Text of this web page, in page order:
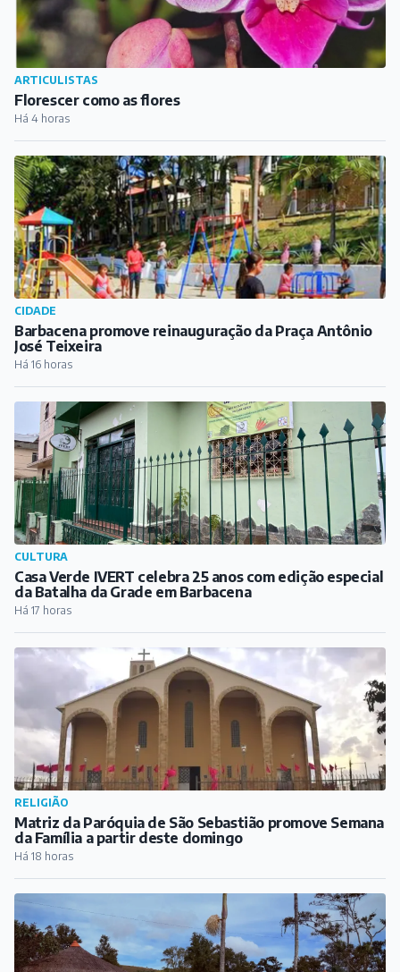
ARTICULISTAS
Florescer como as flores
Há 4 horas
CIDADE
Barbacena promove reinauguração da Praça Antônio
José Teixeira
Há 16 horas
CULTURA
Casa Verde IVERT celebra 25 anos com edição especial
da Batalha da Grade em Barbacena
Há 17 horas
RELIGIÃO
Matriz da Paróquia de São Sebastião promove Semana
da Família a partir deste domingo
Há 18 horas